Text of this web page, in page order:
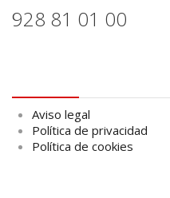
928 81 01 00
Aviso legal
Política de privacidad
Política de cookies